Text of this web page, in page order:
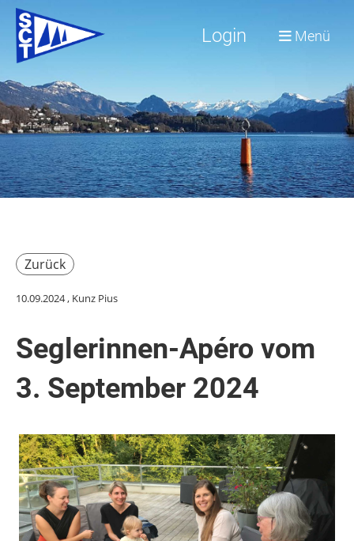
Login Menü
Zurück
10.09.2024, Kunz Pius
Seglerinnen-Apéro vom
3. September 2024